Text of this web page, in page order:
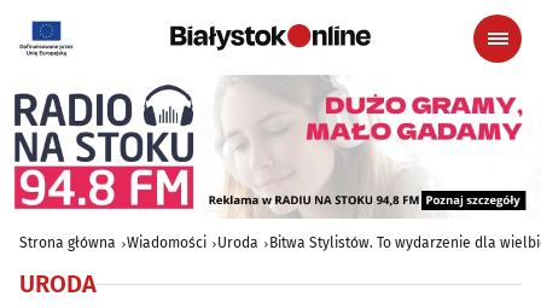
Strona główna Wiadomości Uroda Bitwa Stylistów. To wydarzenie dla
URODA